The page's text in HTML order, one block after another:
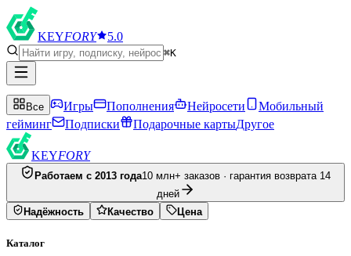
KEYFORY 5.0
⌘K
Все Игры Пополнения Нейросети
Мобильный
гейминг
Подписки Подарочные картыДругое
KEYFORY
Работаем с 2013 года10 млн+ заказов · гарантия возврата 14
дней
Надёжность
Качество Цена
Каталог